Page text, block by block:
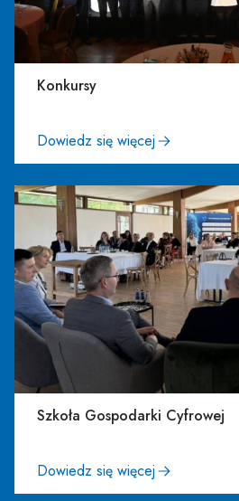
Konkursy
Dowiedz się więcej
Szkoła Gospodarki Cyfrowej
Dowiedz się więcej